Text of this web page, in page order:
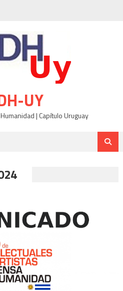
UY
| Capítulo Uruguay